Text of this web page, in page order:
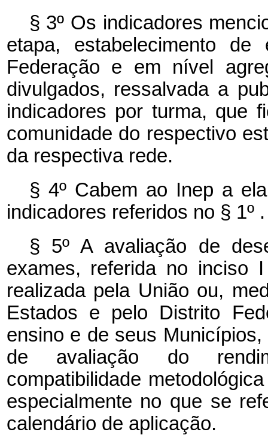
§ 3º Os indicadores
etapa, estabelecimento
Federação e em nível
divulgados, ressalvada a
indicadores por turma, que
comunidade do respectivo
da respectiva rede.
§ 4º Cabem ao Inep a
indicadores referidos no § 1º .
§ 5º A avaliação de
exames, referida no inciso
realizada pela União ou,
Estados e pelo Distrito
ensino e de seus
de avaliação do
compatibilidade
especialmente no que se
calendário de aplicação.